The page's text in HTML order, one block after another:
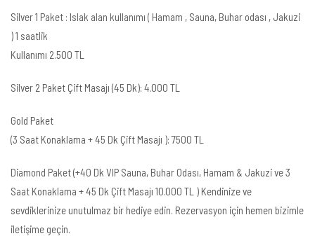
Silver 1 Paket : Islak alan kullanımı ( Hamam , Sauna, Buhar odası , Jakuzi
) 1 saatlik
Kullanımı 2.500 TL
Silver 2 Paket Çift Masajı (45 Dk): 4.000 TL
Gold Paket
(3 Saat Konaklama + 45 Dk Çift Masajı ): 7500 TL
Diamond Paket (+40 Dk VIP Sauna, Buhar Odası, Hamam & Jakuzi ve 3
Saat Konaklama + 45 Dk Çift Masajı 10.000 TL ) Kendinize ve
sevdiklerinize unutulmaz bir hediye edin. Rezervasyon için hemen bizimle
iletişime geçin.